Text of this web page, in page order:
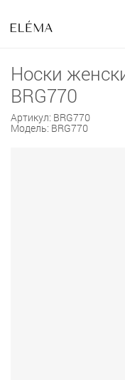
Носки
BRG770
Артикул: BRG770
Модель: BRG770